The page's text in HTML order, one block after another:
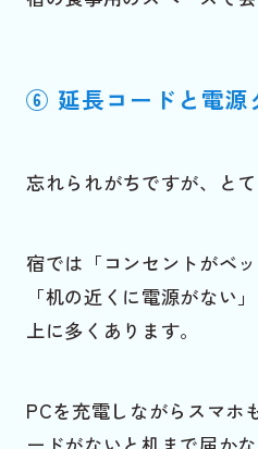
⑥ 延長コードと電源
忘れられがちですが、と
宿では「コンセントがベ
「机の近くに電源がない
上に多くあります。
PCを充電しながらスマホ